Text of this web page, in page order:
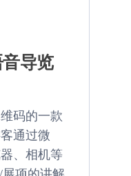
导览
码的一款
通过微
、相机等